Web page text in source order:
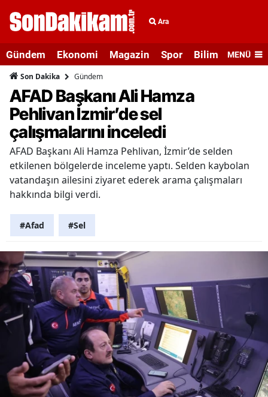
Ara
Gündem Ekonomi Magazin Spor Bilim veMENÜ
Son Dakika Gündem
AFAD Başkanı Ali Hamza
Pehlivan İzmir’de sel
çalışmalarını inceledi
AFAD Başkanı Ali Hamza Pehlivan, İzmir’de selden
etkilenen bölgelerde inceleme yaptı. Selden kaybolan
vatandaşın ailesini ziyaret ederek arama çalışmaları
hakkında bilgi verdi.
#Afad #Sel